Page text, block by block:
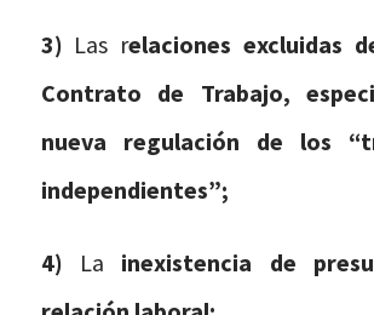
3) Las relaciones excluidas
Contrato de Trabajo,
nueva regulación de los
independientes”;
4) La inexistencia de